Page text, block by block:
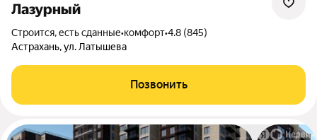
Лазурный
Строится, есть сданные•комфорт•4.8 (845)
Астрахань, ул. Латышева
Позвонить